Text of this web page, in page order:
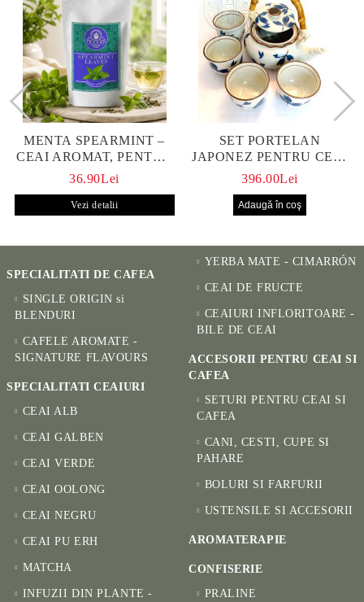
MENTA SPEARMINT –
CEAI AROMAT, PENTRU
CALM ȘI BENEFIC
36.90Lei
Vezi detalii
SET PORTELAN
JAPONEZ PENTRU CEAI
HANAKO, CEAINIC SI 4
396.00Lei
SPECIALITATI DE CAFEA
SINGLE ORIGIN si
BLENDURI
CAFELE AROMATE -
SIGNATURE FLAVOURS
SPECIALITATI CEAIURI
CEAI ALB
CEAI GALBEN
CEAI VERDE
CEAI OOLONG
CEAI NEGRU
CEAI PU ERH
MATCHA
INFUZII DIN PLANTE -
YERBA MATE - CIMARRÓN
CEAI DE FRUCTE
CEAIURI INFLORITOARE -
BILE DE CEAI
ACCESORII PENTRU CEAI SI
CAFEA
SETURI PENTRU CEAI SI
CAFEA
CANI, CESTI, CUPE SI
PAHARE
BOLURI SI FARFURII
USTENSILE SI ACCESORII
AROMATERAPIE
CONFISERIE
PRALINE